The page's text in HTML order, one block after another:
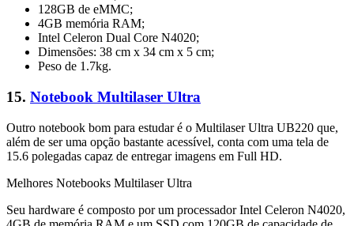
128GB de eMMC;
4GB memória RAM;
Intel Celeron Dual Core N4020;
Dimensões: 38 cm x 34 cm x 5 cm;
Peso de 1.7kg.
15. Notebook Multilaser Ultra
Outro notebook bom para estudar é o Multilaser Ultra UB220 que,
além de ser uma opção bastante acessível, conta com uma tela de
15.6 polegadas capaz de entregar imagens em Full HD.
Melhores Notebooks Multilaser Ultra
Seu hardware é composto por um processador Intel Celeron N4020,